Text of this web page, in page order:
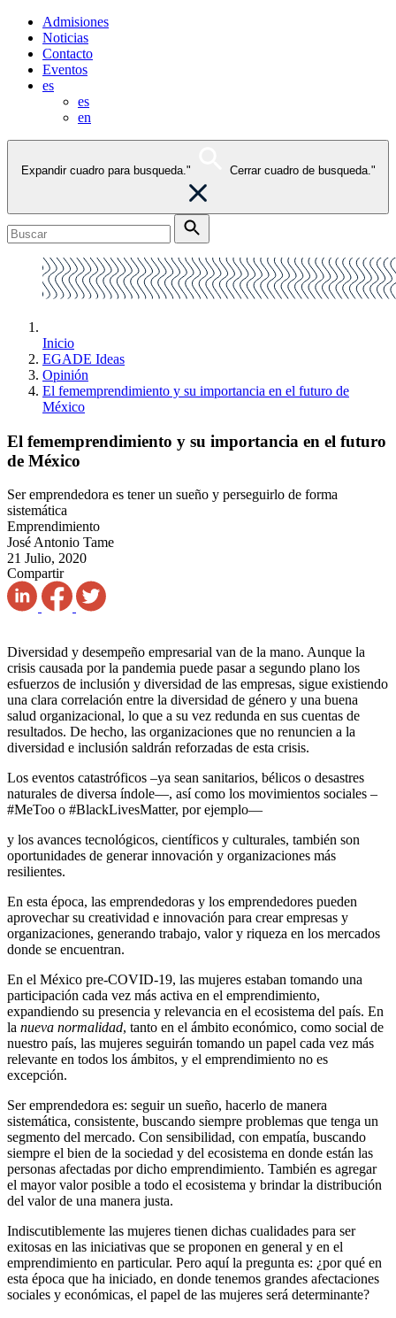
Admisiones
Noticias
Contacto
Eventos
es
es
en
Expandir cuadro para busqueda." Cerrar cuadro de busqueda."
Inicio
EGADE Ideas
Opinión
El fememprendimiento y su importancia en el futuro de
México
El fememprendimiento y su importancia en el futuro
de México
Ser emprendedora es tener un sueño y perseguirlo de forma
sistemática
Emprendimiento
José Antonio Tame
21 Julio, 2020
Compartir
Diversidad y desempeño empresarial van de la mano. Aunque la
crisis causada por la pandemia puede pasar a segundo plano los
esfuerzos de inclusión y diversidad de las empresas, sigue existiendo
una clara correlación entre la diversidad de género y una buena
salud organizacional, lo que a su vez redunda en sus cuentas de
resultados. De hecho, las organizaciones que no renuncien a la
diversidad e inclusión saldrán reforzadas de esta crisis.
Los eventos catastróficos –ya sean sanitarios, bélicos o desastres
naturales de diversa índole—, así como los movimientos sociales –
#MeToo o #BlackLivesMatter, por ejemplo—
y los avances tecnológicos, científicos y culturales, también son
oportunidades de generar innovación y organizaciones más
resilientes.
En esta época, las emprendedoras y los emprendedores pueden
aprovechar su creatividad e innovación para crear empresas y
organizaciones, generando trabajo, valor y riqueza en los mercados
donde se encuentran.
En el México pre-COVID-19, las mujeres estaban tomando una
participación cada vez más activa en el emprendimiento,
expandiendo su presencia y relevancia en el ecosistema del país. En
la nueva normalidad, tanto en el ámbito económico, como social de
nuestro país, las mujeres seguirán tomando un papel cada vez más
relevante en todos los ámbitos, y el emprendimiento no es
excepción.
Ser emprendedora es: seguir un sueño, hacerlo de manera
sistemática, consistente, buscando siempre problemas que tenga un
segmento del mercado. Con sensibilidad, con empatía, buscando
siempre el bien de la sociedad y del ecosistema en donde están las
personas afectadas por dicho emprendimiento. También es agregar
el mayor valor posible a todo el ecosistema y brindar la distribución
del valor de una manera justa.
Indiscutiblemente las mujeres tienen dichas cualidades para ser
exitosas en las iniciativas que se proponen en general y en el
emprendimiento en particular. Pero aquí la pregunta es: ¿por qué en
esta época que ha iniciado, en donde tenemos grandes afectaciones
sociales y económicas, el papel de las mujeres será determinante?